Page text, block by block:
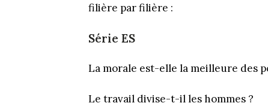
filière par filière :
Série ES
La morale est-elle la meilleure des
Le travail divise-t-il les hommes ?